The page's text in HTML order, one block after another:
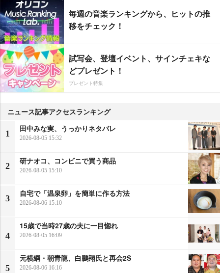
毎週の音楽ランキングから、ヒットの推
移をチェック！
試写会、登壇イベント、サインチェキな
どプレゼント！
プレゼント特集
ニュース記事アクセスランキング
1
田中みな実、うっかりネタバレ
2026-08-05 15:32
2
研ナオコ、コンビニで買う商品
2026-08-05 15:10
3
自宅で「温泉卵」を簡単に作る方法
2026-08-06 15:10
4
15歳で当時27歳の夫に一目惚れ
2026-08-05 16:09
5
元横綱・朝青龍、白鵬翔氏と再会2S
2026-08-06 16:16